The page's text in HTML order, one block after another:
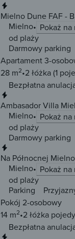
Mielno Dune FAF - B
Mielno
Pokaż na
od plaży
Darmowy parking
Apartament 3-
28 m2 2 łóżka(1
Bezpłatna
Ambasador Villa
Mielno
Pokaż na
od plaży
Darmowy parking
Na Północnej Mielno
Mielno
Pokaż na
od plaży
Parking
Pokój 2-osobowy
14 m2 2 łóżka
Bezpłatna